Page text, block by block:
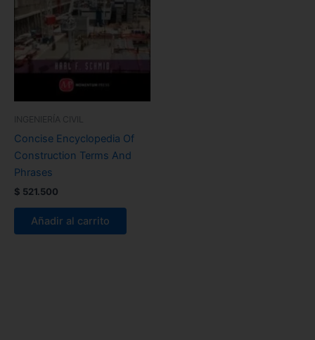
INGENIERÍA CIVIL
Concise Encyclopedia Of
Construction Terms And
Phrases
$ 521.500
Añadir al carrito